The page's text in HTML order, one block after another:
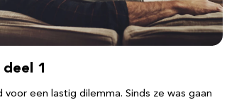
deel 1
een lastig dilemma. Sinds ze was gaan